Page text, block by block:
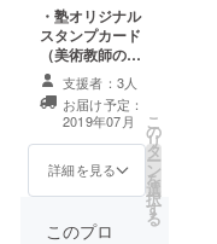
・塾オリジナル
スタンプカード
（美術教師の妹
にキャラクター
をデザインして
もらいます） ・
塾総合パンフ
レット ※ブログ
読みたい方のた
します。
支援者：3人
お届け予定：
2019年07月
詳細を見る
こ
の
リ
タ
ー
ン
を
選
択
す
る
このプロ